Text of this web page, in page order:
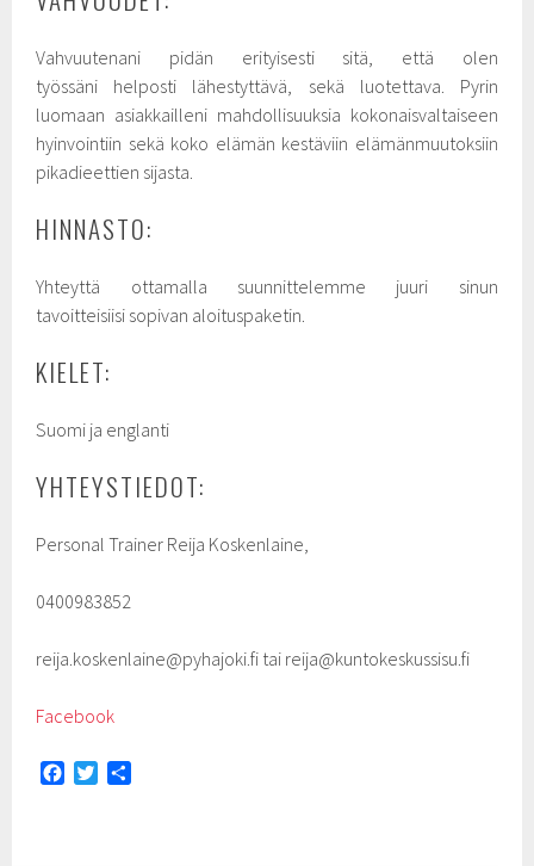
Vahvuutenani pidän erityisesti sitä, että olen
työssäni helposti lähestyttävä, sekä luotettava. Pyrin
luomaan asiakkailleni mahdollisuuksia kokonaisvaltaiseen
hyinvointiin sekä koko elämän kestäviin elämänmuutoksiin
pikadieettien sijasta.
HINNASTO:
Yhteyttä ottamalla suunnittelemme juuri sinun
tavoitteisiisi sopivan aloituspaketin.
KIELET:
Suomi ja englanti
YHTEYSTIEDOT:
Personal Trainer Reija Koskenlaine,
0400983852
reija.koskenlaine@pyhajoki.fi tai reija@kuntokeskussisu.fi
Facebook